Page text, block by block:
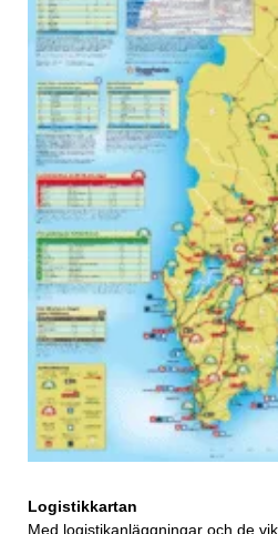
Logistikkartan
Med logistikanläggningar och de